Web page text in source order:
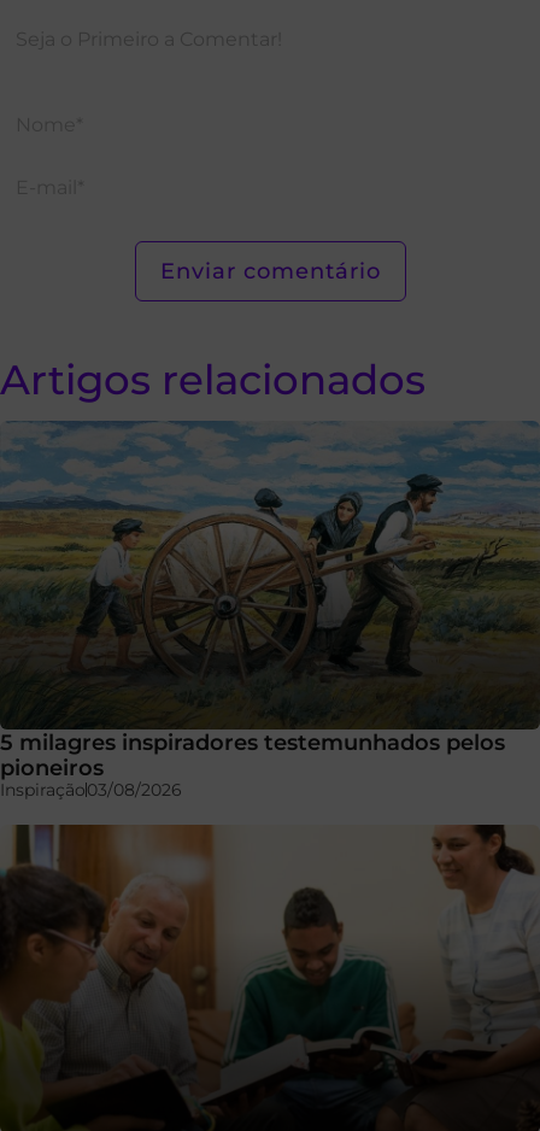
Artigos relacionados
5 milagres inspiradores testemunhados pelos
pioneiros
Inspiração03/08/2026